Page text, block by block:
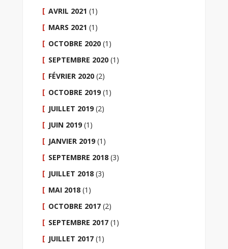
AVRIL 2021 (1)
MARS 2021 (1)
OCTOBRE 2020 (1)
SEPTEMBRE 2020 (1)
FÉVRIER 2020 (2)
OCTOBRE 2019 (1)
JUILLET 2019 (2)
JUIN 2019 (1)
JANVIER 2019 (1)
SEPTEMBRE 2018 (3)
JUILLET 2018 (3)
MAI 2018 (1)
OCTOBRE 2017 (2)
SEPTEMBRE 2017 (1)
JUILLET 2017 (1)